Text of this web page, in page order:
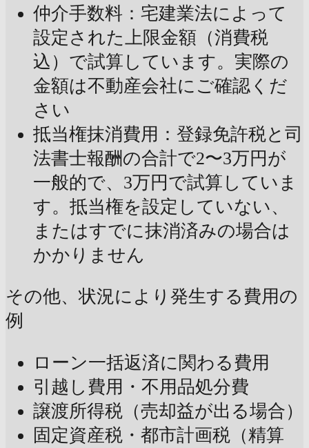
仲介手数料：宅建業法によって
設定された上限金額（消費税
込）で試算しています。実際の
金額は不動産会社にご確認くだ
さい
抵当権抹消費用：登録免許税と司
法書士報酬の合計で2〜3万円が
一般的で、3万円で試算していま
す。抵当権を設定していない、
またはすでに抹消済みの場合は
かかりません
その他、状況により発生する費用の
例
ローン一括返済に関わる費用
引越し費用・不用品処分費
譲渡所得税（売却益が出る場合）
固定資産税・都市計画税（精算